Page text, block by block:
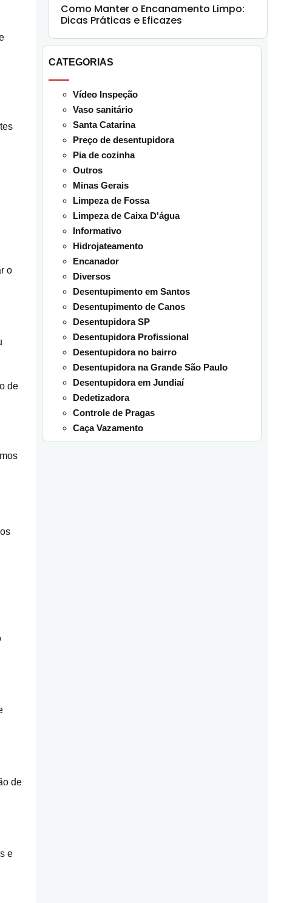
o
de
de
e
Como Manter o Encanamento Limpo:
Dicas Práticas e Eficazes
CATEGORIAS
Vídeo Inspeção
Vaso sanitário
Santa Catarina
Preço de desentupidora
Pia de cozinha
Outros
Minas Gerais
Limpeza de Fossa
Limpeza de Caixa D'água
Informativo
Hidrojateamento
Encanador
Diversos
Desentupimento em Santos
Desentupimento de Canos
Desentupidora SP
Desentupidora Profissional
Desentupidora no bairro
Desentupidora na Grande São Paulo
Desentupidora em Jundiaí
Dedetizadora
Controle de Pragas
Caça Vazamento